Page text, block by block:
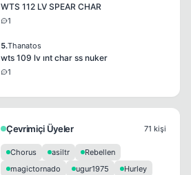
WTS 112 LV SPEAR CHAR
1
5.Thanatos
wts 109 lv ınt char ss nuker
1
Çevrimiçi Üyeler 71 kişi
Chorus asiltr
Rebellen
magictornado
ugur1975
Hurley